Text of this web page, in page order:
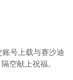
号上载与赛沙迪
空献上祝福。